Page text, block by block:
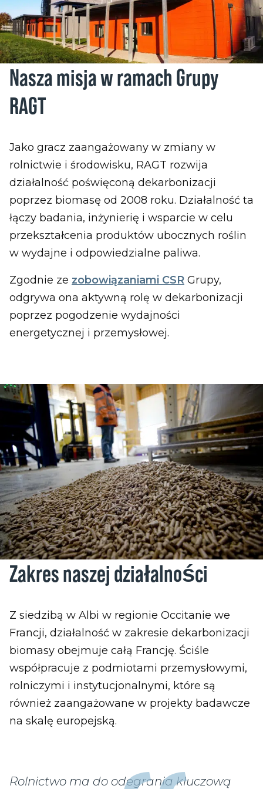
Nasza misja w ramach Grupy
RAGT
Jako gracz zaangażowany w zmiany w
rolnictwie i środowisku, RAGT rozwija
działalność poświęconą dekarbonizacji
poprzez biomasę od 2008 roku. Działalność ta
łączy badania, inżynierię i wsparcie w celu
przekształcenia produktów ubocznych roślin
w wydajne i odpowiedzialne paliwa.
Zgodnie ze zobowiązaniami CSR Grupy,
odgrywa ona aktywną rolę w dekarbonizacji
poprzez pogodzenie wydajności
energetycznej i przemysłowej.
Zakres naszej działalności
Z siedzibą w Albi w regionie Occitanie we
Francji, działalność w zakresie dekarbonizacji
biomasy obejmuje całą Francję. Ściśle
współpracuje z podmiotami przemysłowymi,
rolniczymi i instytucjonalnymi, które są
również zaangażowane w projekty badawcze
na skalę europejską.
Rolnictwo ma do odegrania kluczową